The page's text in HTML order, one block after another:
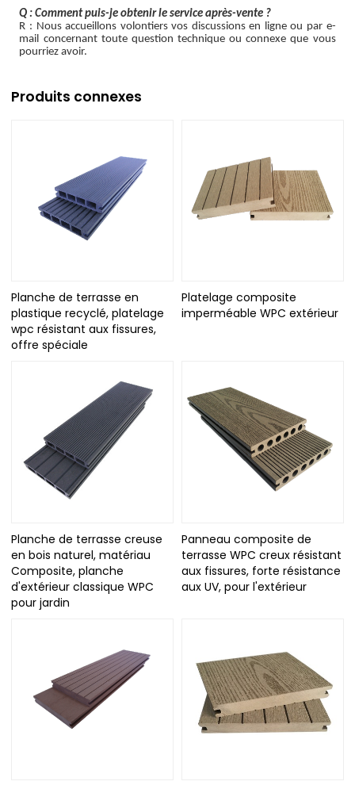
Q : Comment puis-je obtenir le service après-vente ?
R : Nous accueillons volontiers vos discussions en ligne ou par e-
mail concernant toute question technique ou connexe que vous
pourriez avoir.
Produits connexes
Planche de terrasse en
plastique recyclé, platelage
wpc résistant aux fissures,
offre spéciale
Platelage composite
imperméable WPC extérieur
Planche de terrasse creuse
en bois naturel, matériau
Composite, planche
d'extérieur classique WPC
pour jardin
Panneau composite de
terrasse WPC creux résistant
aux fissures, forte résistance
aux UV, pour l'extérieur